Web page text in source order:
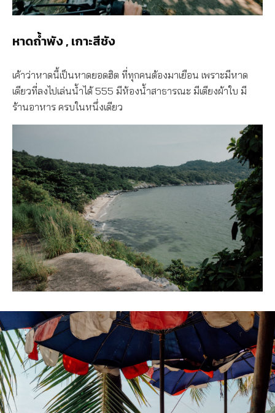
หาดถ้ำพัง , เกาะสีชัง
เค้าว่าหาดนี้เป็นหาดยอดฮิต ที่ทุกคนต้องมาเยือน เพราะมีหาด
เดียวที่ลงไปเล่นน้ำได้ 555 มีห้องน้ำสาธารณะ มีเตียงผ้าใบ มี
ร้านอาหาร ครบในหนึ่งเดียว